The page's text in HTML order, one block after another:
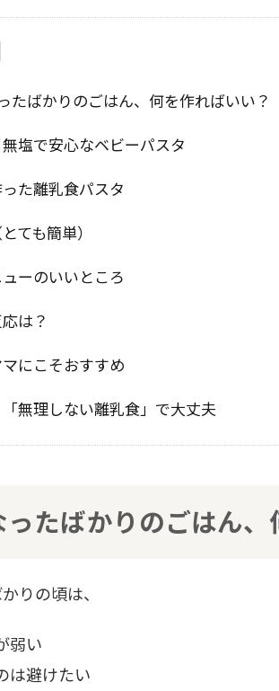
たばかりのごはん、何を作ればいい？
塩で安心なベビーパスタ
た離乳食パスタ
ても簡単）
ーのいいところ
は？
にこそおすすめ
無理しない離乳食」で大丈夫
ったばかりのごはん、
りの頃は、
弱い
は避けたい